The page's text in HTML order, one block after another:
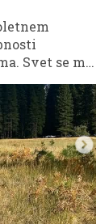
Svet se mu